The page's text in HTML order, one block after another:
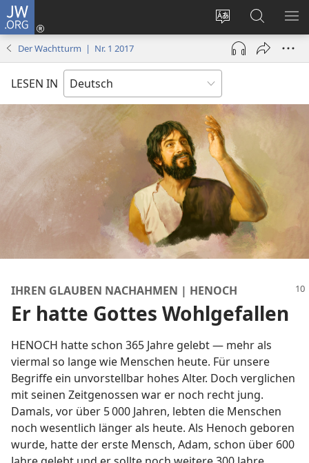
JW.ORG
Websitesprache
ändern
Anmelden
(öffnet
neues
Fenster)
Suche
Der Wachtturm | Nr. 1 2017
LESEN IN
IHREN GLAUBEN NACHAHMEN | HENOCH
Er hatte Gottes Wohlgefallen
HENOCH hatte schon 365 Jahre gelebt — mehr als
viermal so lange wie Menschen heute. Für unsere
Begriffe ein unvorstellbar hohes Alter. Doch verglichen
mit seinen Zeitgenossen war er noch recht jung.
Damals, vor über 5 000 Jahren, lebten die Menschen
noch wesentlich länger als heute. Als Henoch geboren
wurde, hatte der erste Mensch, Adam, schon über 600